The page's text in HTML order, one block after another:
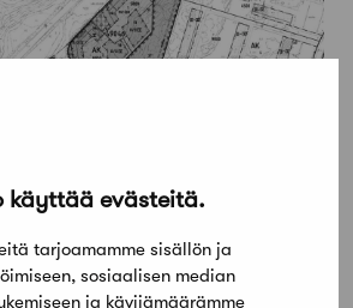
käyttää evästeitä.
tarjoamamme sisällön ja
sosiaalisen median
ja kävijämäärämme